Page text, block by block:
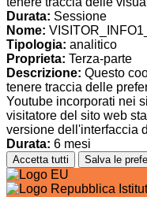
Durata: Sessione
Nome:
Tipologia: analitico
Proprieta: Terza-parte
Descrizione: Questo
tenere traccia delle
Youtube incorporati nei
visitatore del sito web
versione dell'interfaccia
Durata: 6 mesi
Accetta tutti Salva le